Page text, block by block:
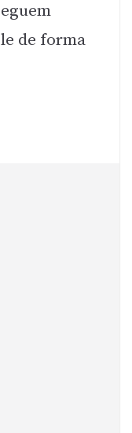
de forma